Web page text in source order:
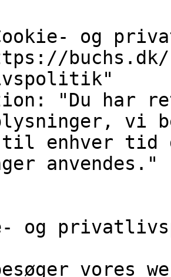
og
buchs.dk/
"Du har
vi
til enhver tid
anvendes."
og
vores